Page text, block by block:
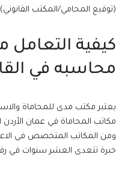
(توقيع المحامي/المكتب القانوني)
كيفية التعامل
محاسبه في
يعتبر مكتب مدى للمحاماة
مكاتب المحاماة في عمان الأردن
ومن المكاتب المتخصص في
خبرة تتعدى العشر سنوات في